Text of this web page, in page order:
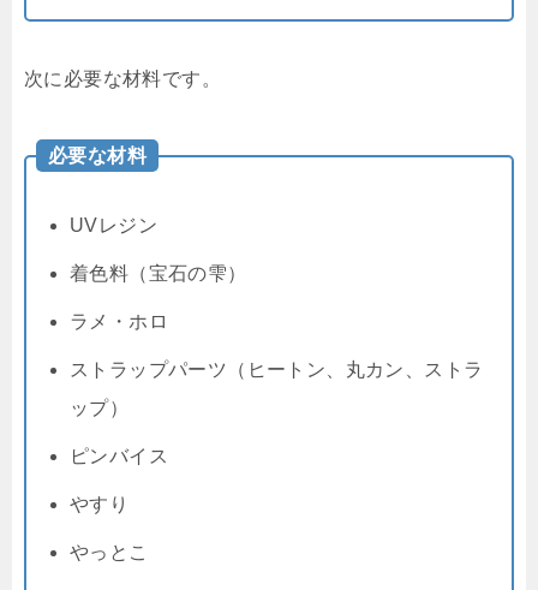
次に必要な材料です。
必要な材料
UVレジン
着色料（宝石の雫）
ラメ・ホロ
ストラップパーツ（ヒートン、丸カン、ストラ
ップ）
ピンバイス
やすり
やっとこ